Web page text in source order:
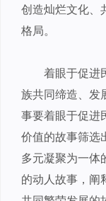
创造灿烂文化、
格局。
着眼于促进
族共同缔造、发
事要着眼于促进
价值的故事筛选
多元凝聚为一体
的动人故事，阐